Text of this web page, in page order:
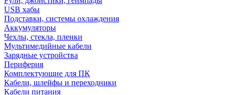
USB хабы
Подставки, системы охлаждения
Аккумуляторы
Чехлы, стекла, пленки
Мультимедийные кабели
Зарядные устройства
Периферия
Комплектующие для ПК
Кабели, шлейфы и переходники
Кабели питания